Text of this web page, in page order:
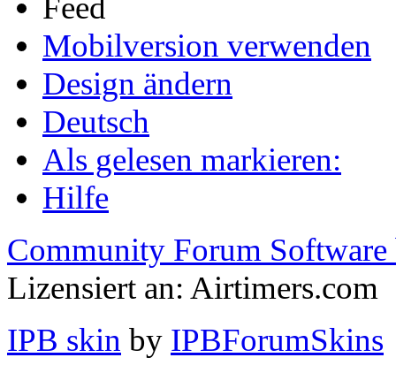
Mobilversion verwenden
Design ändern
Deutsch
Als gelesen markieren:
Hilfe
Community Forum Software
Lizensiert an: Airtimers.com
IPB skin by IPBForumSkins